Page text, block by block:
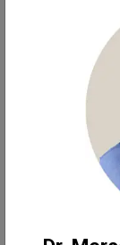
민 D가 지방
할 수 있는 양
낮게 나타나
이러한 결핍
면 염증이 심
은 물론 대사
함께 악화될
높을수록 이